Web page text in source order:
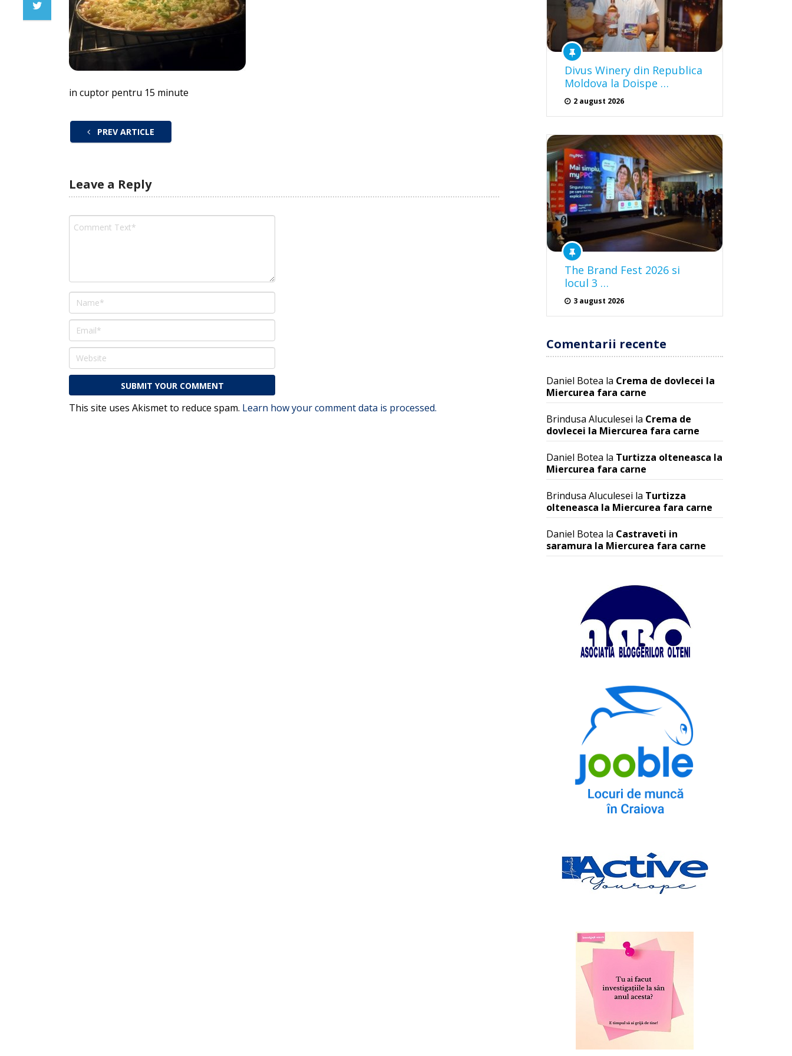
in cuptor pentru 15 minute
PREV ARTICLE
Leave a Reply
This site uses Akismet to reduce spam. Learn how your comment data is processed.
Divus Winery din Republica
Moldova la Doispe …
2 august 2026
The Brand Fest 2026 si
locul 3 …
3 august 2026
Comentarii recente
Daniel Botea la Crema de dovlecei la
Miercurea fara carne
Brindusa Aluculesei la Crema de
dovlecei la Miercurea fara carne
Daniel Botea la Turtizza olteneasca la
Miercurea fara carne
Brindusa Aluculesei la Turtizza
olteneasca la Miercurea fara carne
Daniel Botea la Castraveti in
saramura la Miercurea fara carne